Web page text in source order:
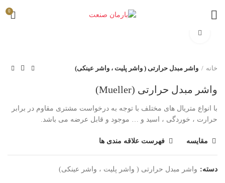
0
خانه واشر مبدل حرارتی ( واشر پلیت ، واشر عینکی)
واشر مبدل حرارتی (Mueller)
با انواع متریال های مختلف با توجه به درخواست مشتری مقاوم در برابر
حرارت ، خوردگی ، اسید و … موجود و قابل عرضه می باشد.
مقایسه فهرست علاقه مندی ها
دسته: واشر مبدل حرارتی ( واشر پلیت ، واشر عینکی)